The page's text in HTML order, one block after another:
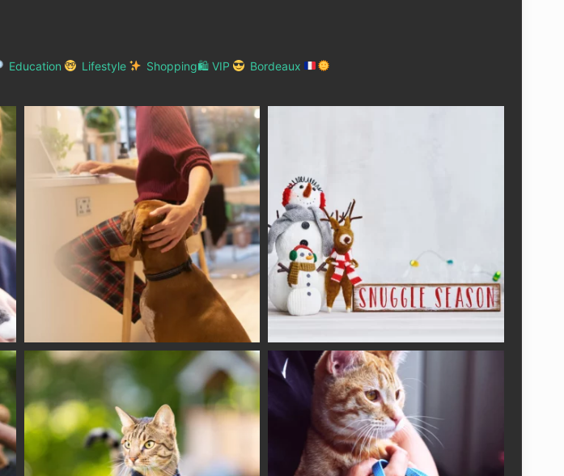
Education Lifestyle Shopping🛍 VIP Bordeaux